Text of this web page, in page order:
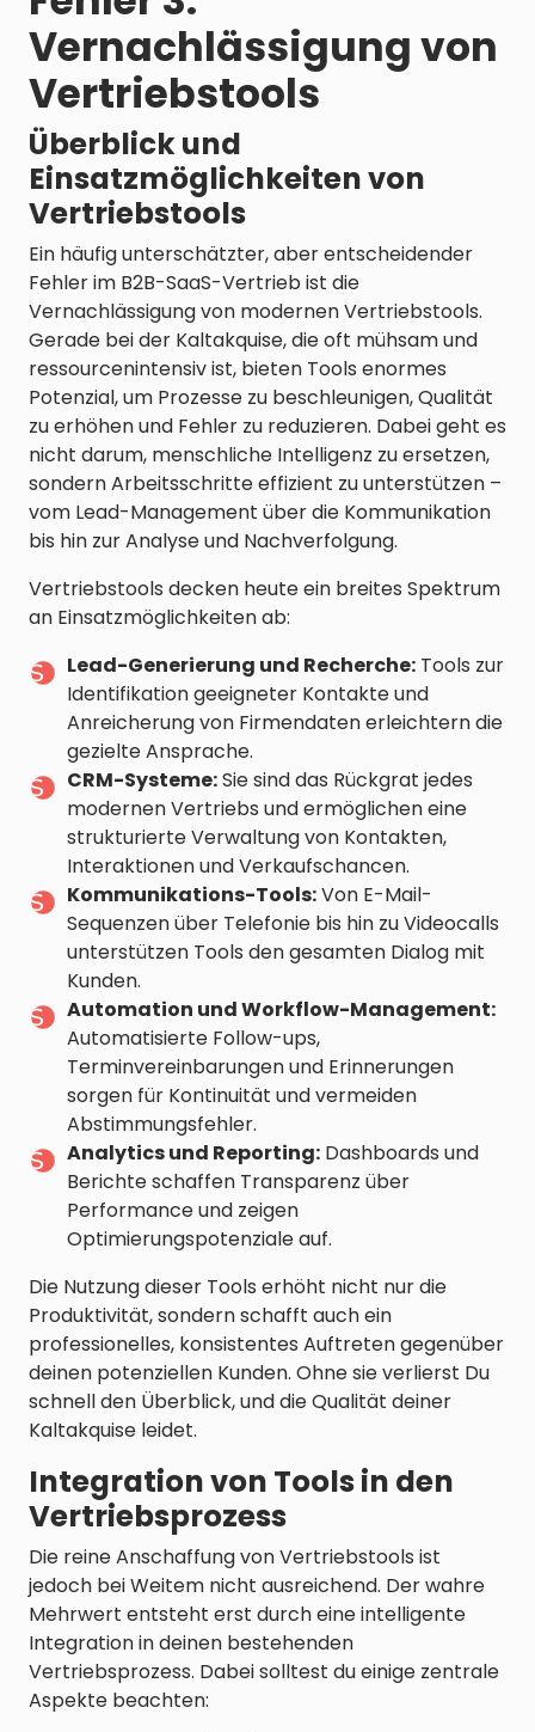
Vernachlässigung von
Vertriebstools
Überblick und
Einsatzmöglichkeiten von
Vertriebstools
Ein häufig unterschätzter, aber entscheidender
Fehler im B2B-SaaS-Vertrieb ist die
Vernachlässigung von modernen Vertriebstools.
Gerade bei der Kaltakquise, die oft mühsam und
ressourcenintensiv ist, bieten Tools enormes
Potenzial, um Prozesse zu beschleunigen, Qualität
zu erhöhen und Fehler zu reduzieren. Dabei geht es
nicht darum, menschliche Intelligenz zu ersetzen,
sondern Arbeitsschritte effizient zu unterstützen –
vom Lead-Management über die Kommunikation
bis hin zur Analyse und Nachverfolgung.
Vertriebstools decken heute ein breites Spektrum
an Einsatzmöglichkeiten ab:
Lead-Generierung und Recherche: Tools zur
Identifikation geeigneter Kontakte und
Anreicherung von Firmendaten erleichtern die
gezielte Ansprache.
CRM-Systeme:Sie sind das Rückgrat jedes
modernen Vertriebs und ermöglichen eine
strukturierte Verwaltung von Kontakten,
Interaktionen und Verkaufschancen.
Kommunikations-Tools:Von E-Mail-
Sequenzen über Telefonie bis hin zu Videocalls
unterstützen Tools den gesamten Dialog mit
Kunden.
Automation und Workflow-Management:
Automatisierte Follow-ups,
Terminvereinbarungen und Erinnerungen
sorgen für Kontinuität und vermeiden
Abstimmungsfehler.
Analytics und Reporting: Dashboards und
Berichte schaffen Transparenz über
Performance und zeigen
Optimierungspotenziale auf.
Die Nutzung dieser Tools erhöht nicht nur die
Produktivität, sondern schafft auch ein
professionelles, konsistentes Auftreten gegenüber
deinen potenziellen Kunden. Ohne sie verlierst Du
schnell den Überblick, und die Qualität deiner
Kaltakquise leidet.
Integration von Tools in den
Vertriebsprozess
Die reine Anschaffung von Vertriebstools ist
jedoch bei Weitem nicht ausreichend. Der wahre
Mehrwert entsteht erst durch eine intelligente
Integration in deinen bestehenden
Vertriebsprozess. Dabei solltest du einige zentrale
Aspekte beachten: